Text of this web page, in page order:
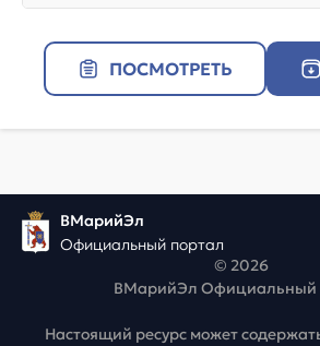
ПОСМОТРЕТЬ
ВМарийЭл
Официальный портал
© 2026
ВМарийЭл Официальный
Настоящий ресурс может